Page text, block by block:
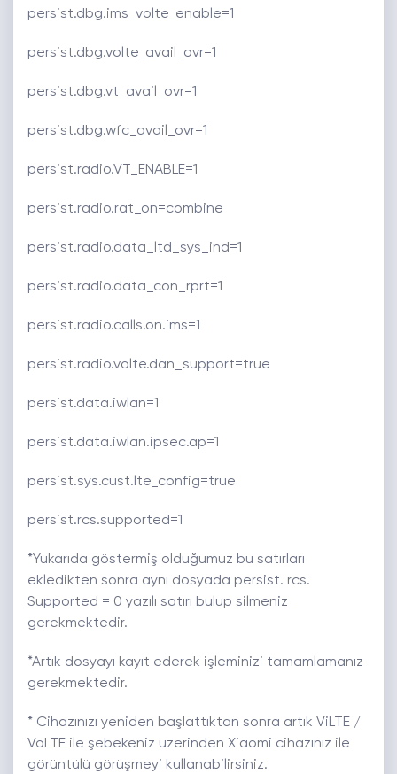
persist.dbg.ims_volte_enable=1
persist.dbg.volte_avail_ovr=1
persist.dbg.vt_avail_ovr=1
persist.dbg.wfc_avail_ovr=1
persist.radio.VT_ENABLE=1
persist.radio.rat_on=combine
persist.radio.data_ltd_sys_ind=1
persist.radio.data_con_rprt=1
persist.radio.calls.on.ims=1
persist.radio.volte.dan_support=true
persist.data.iwlan=1
persist.data.iwlan.ipsec.ap=1
persist.sys.cust.lte_config=true
persist.rcs.supported=1
*Yukarıda göstermiş olduğumuz bu satırları
ekledikten sonra aynı dosyada persist. rcs.
Supported = 0 yazılı satırı bulup silmeniz
gerekmektedir.
*Artık dosyayı kayıt ederek işleminizi tamamlamanız
gerekmektedir.
* Cihazınızı yeniden başlattıktan sonra artık ViLTE /
VoLTE ile şebekeniz üzerinden Xiaomi cihazınız ile
görüntülü görüşmeyi kullanabilirsiniz.